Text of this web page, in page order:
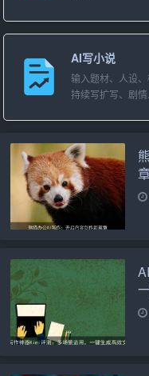
AI写小说
输入题材、人设
持续写扩写、剧情